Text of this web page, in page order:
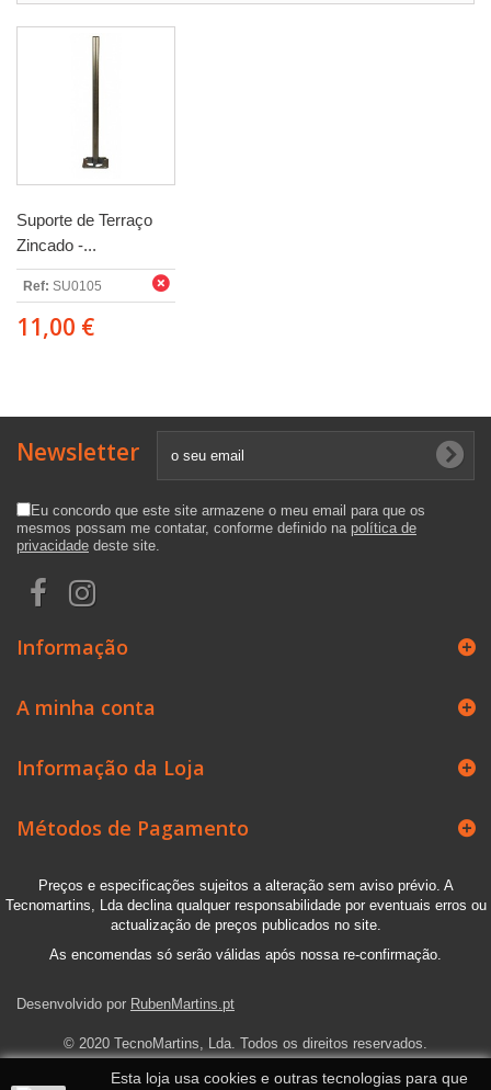
Suporte de Terraço
Zincado -...
Ref: SU0105
11,00 €
Newsletter
Eu concordo que este site armazene o meu email para que os
mesmos possam me contatar, conforme definido na política de
privacidade deste site.
Informação
A minha conta
Informação da Loja
Métodos de Pagamento
Preços e especificações sujeitos a alteração sem aviso prévio. A
Tecnomartins, Lda declina qualquer responsabilidade por eventuais erros ou
actualização de preços publicados no site.
As encomendas só serão válidas após nossa re-confirmação.
Esta loja usa cookies e outras tecnologias para que
Desenvolvido por RubenMartins.pt
© 2020 TecnoMartins, Lda. Todos os direitos reservados.